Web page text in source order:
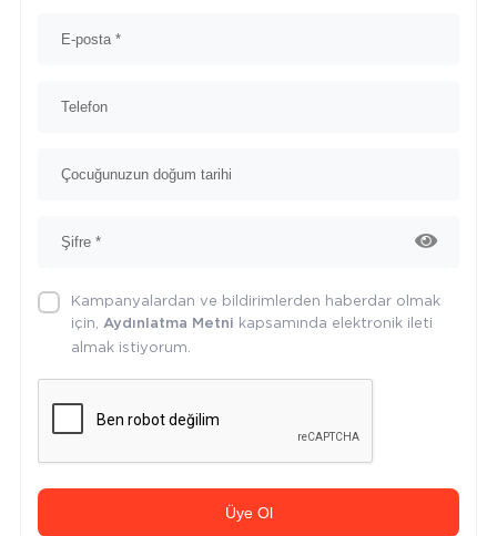
Kampanyalardan ve bildirimlerden haberdar olmak
için, Aydınlatma Metni kapsamında elektronik ileti
almak istiyorum.
Üye Ol